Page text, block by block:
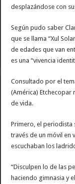
desplazándose con
Según pudo saber
que se llama “Xul
de edades que van
es una “vivencia
Consultado por el
(América)
de vida.
Primero, el periodista
través de un móvil en
escuchaban los
“Disculpen lo de las
haciendo gimnasia y